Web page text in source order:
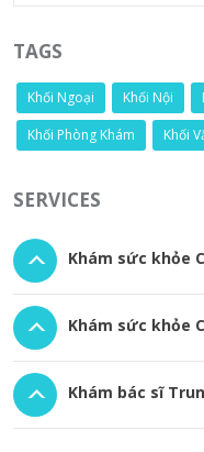
TAGS
Khối Ngoại Khối Nội
Khối Phòng Khám
Khối
SERVICES
Khám sức khỏe
Khám sức khỏe
Khám bác sĩ